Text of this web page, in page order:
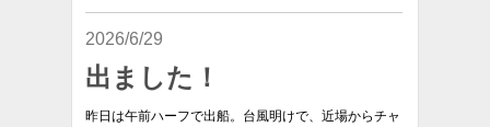
2026/6/29
出ました！
昨日は午前ハーフで出船。台風明けで、近場からチャ